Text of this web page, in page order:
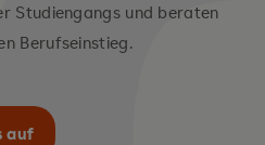
Studiengangs und beraten
Berufseinstieg.
auf